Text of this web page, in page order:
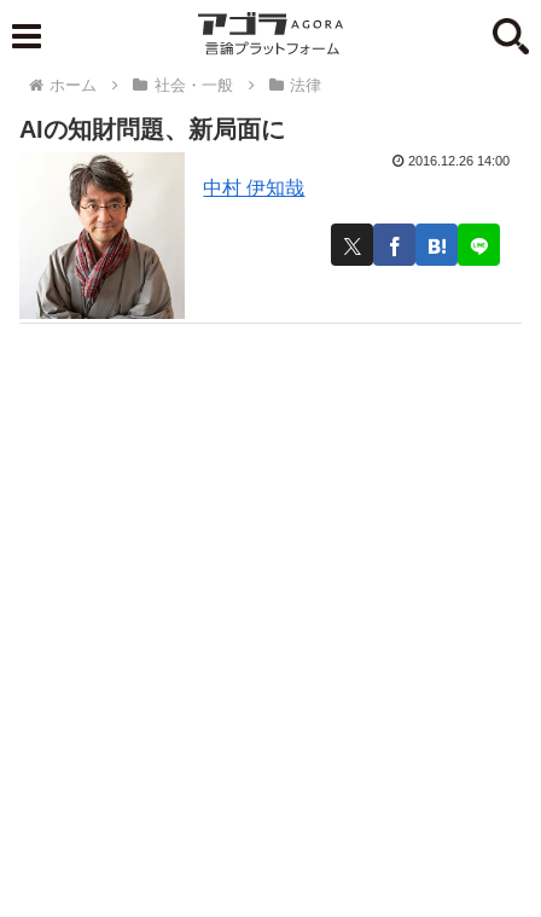
ホーム 社会・一般 法律
AIの知財問題、新局面に
中村 伊知哉
2016.12.26 14:00